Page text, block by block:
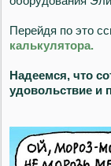
Перейдя по это
калькулятора.
Надеемся, что
удовольствие и